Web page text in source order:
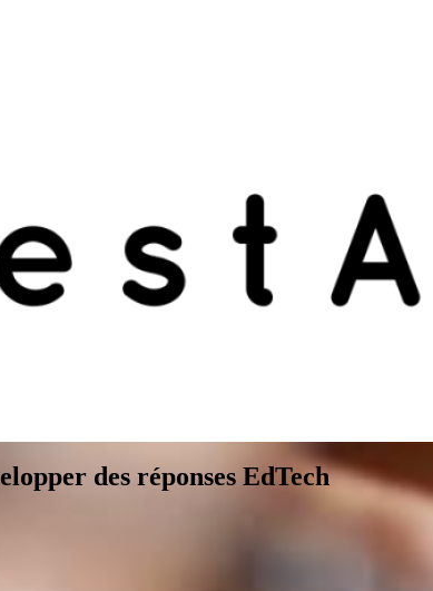
des réponses EdTech